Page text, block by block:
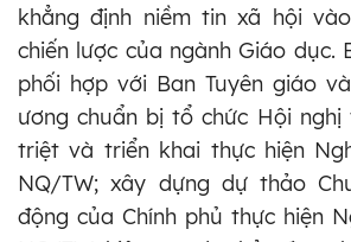
khẳng định niềm tin xã hội
chiến lược của ngành Giáo dục.
phối hợp với Ban Tuyên giáo
ương chuẩn bị tổ chức Hội
triệt và triển khai thực hiện
NQ/TW; xây dựng dự thảo
động của Chính phủ thực hiện